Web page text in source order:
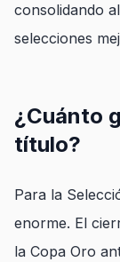
consolidando
selecciones
¿Cuánto
título?
Para la
enorme. El
la Copa Oro